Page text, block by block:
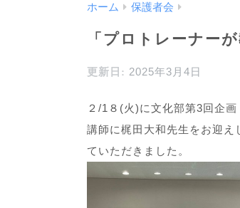
ホーム 保護者会
「プロトレーナー
2025年3月4日
２/1８(火)に文化部第3回企
講師に梶田大和先生をお迎え
ていただきました。